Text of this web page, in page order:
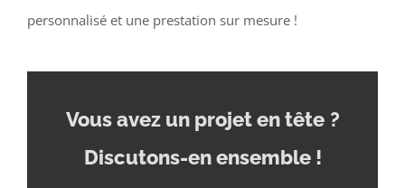
personnalisé et une prestation sur mesure !
Vous avez un projet en tête ?
Discutons-en ensemble !